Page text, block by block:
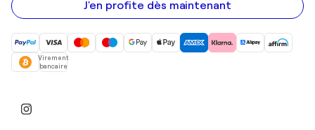
mail
J'en profite dès maintenant
Virement
bancaire